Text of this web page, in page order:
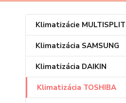
Klimatizácie MULTISPLIT
Klimatizácia SAMSUNG
Klimatizácia DAIKIN
Klimatizácia TOSHIBA